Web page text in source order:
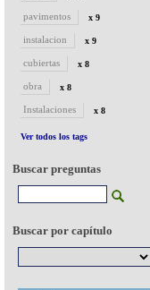
pavimentos x 9
instalacion x 9
cubiertas x 8
obra x 8
Instalaciones x 8
Ver todos los tags
Buscar preguntas
Buscar por capítulo